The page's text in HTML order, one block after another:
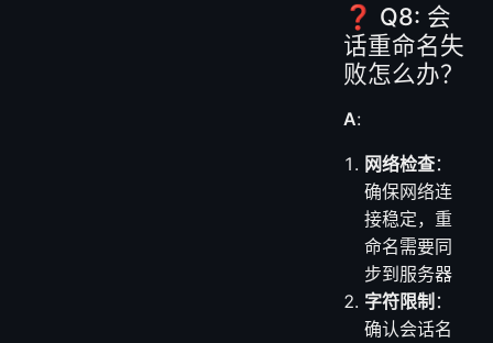
❓ Q8: 会
话重命名失
败怎么办？
A:
网络检查：
确保网络连
接稳定，重
命名需要同
步到服务器
字符限制 ：
确认会话名